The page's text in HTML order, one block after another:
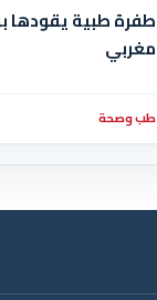
طفرة طبية يقودها
مغربي
طب وصحة